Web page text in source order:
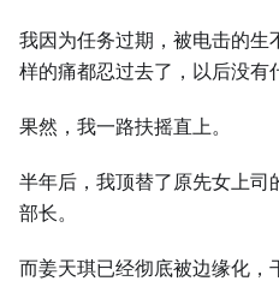
我因为任务过期，被电击的生
样的痛都忍过去了，以后没有
果然，我一路扶摇直上。
半年后，我顶替了原先女上司
部长。
而姜天琪已经彻底被边缘化，